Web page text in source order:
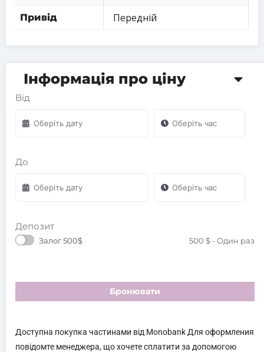
Привід Передній
Інформація про ціну
Від
До
Депозит
Залог 500$ 500 $- Один раз
Бронювати
Доступна покупка частинами від Monobank Для оформления
повідомте менеджера, що хочете сплатити за допомогою